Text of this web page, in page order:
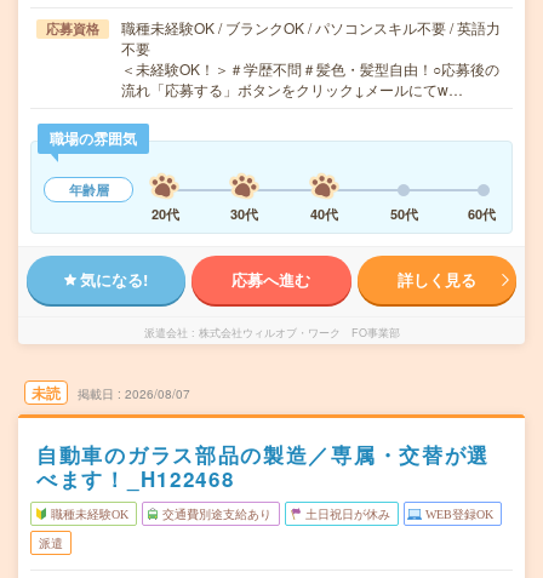
応募資格
職種未経験OK / ブランクOK / パソコンスキル不要 / 英語力
不要
＜未経験OK！＞＃学歴不問＃髪色・髪型自由！○応募後の
流れ「応募する」ボタンをクリック↓メールにてw…
職場の雰囲気
年齢層
20代
30代 40代 50代 60代
気になる! 応募へ進む 詳しく見る
派遣会社 株式会社ウィルオブ・ワーク FO事業部
未読 掲載日 2026/08/07
自動車のガラス部品の製造／専属・交替が選
べます！_H122468
職種未経験OK 交通費別途支給あり 土日祝日が休み WEB登録OK
派遣